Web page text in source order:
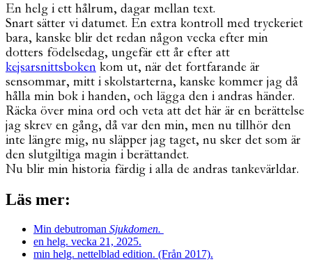
En helg i ett hålrum, dagar mellan text.
Snart sätter vi datumet. En extra kontroll med tryckeriet
bara, kanske blir det redan någon vecka efter min
dotters födelsedag, ungefär ett år efter att
kejsarsnittsboken kom ut, när det fortfarande är
sensommar, mitt i skolstarterna, kanske kommer jag då
hålla min bok i handen, och lägga den i andras händer.
Räcka över mina ord och veta att det här är en berättelse
jag skrev en gång, då var den min, men nu tillhör den
inte längre mig, nu släpper jag taget, nu sker det som är
den slutgiltiga magin i berättandet.
Nu blir min historia färdig i alla de andras tankevärldar.
Läs mer:
Min debutroman Sjukdomen.
en helg. vecka 21, 2025.
min helg. nettelblad edition. (Från 2017).